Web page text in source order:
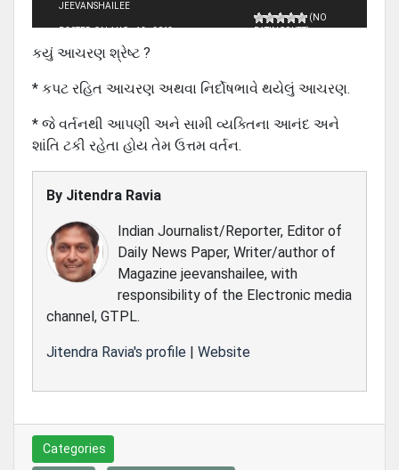
JEEVANSHAILEE
POSTED ON AUG - 12 - 2013
(NO
RATINGS YET)
કયું આચરણ શ્રેષ્ટ ?
* કપટ રહિત આચરણ અથવા નિર્દોષભાવે થયેલું આચરણ.
* જે વર્તનથી આપણી અને સામી વ્યક્તિના આનંદ અને
શાંતિ ટકી રહેતા હોય તેમ ઉત્તમ વર્તન.
By Jitendra Ravia
Indian Journalist/Reporter, Editor of
Daily News Paper, Writer/author of
Magazine jeevanshailee, with
responsibility of the Electronic media
channel, GTPL.
Jitendra Ravia's profile | Website
Categories